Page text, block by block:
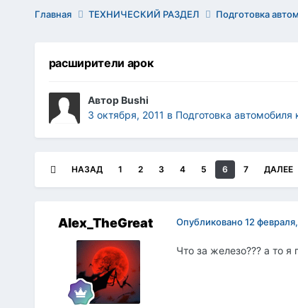
Главная ТЕХНИЧЕСКИЙ РАЗДЕЛ Подготовка
расширители арок
АвторBushi
3 октября, 2011 в Подготовка
НАЗАД 1 2 3 4 5 6 7 ДАЛЕЕ
Alex_TheGreat Опубликовано12
Что за железо??? а то я